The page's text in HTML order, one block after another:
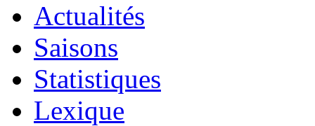
Actualités
Saisons
Statistiques
Lexique